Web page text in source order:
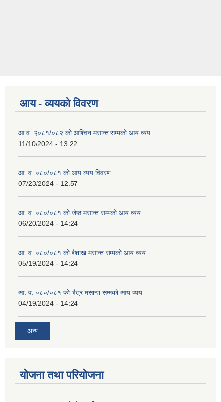
आय - व्ययको विवरण
आ.व. २०८१/०८२ को आश्विन मसान्त सम्मको आय व्यय
11/10/2024 - 13:22
आ. व. ०८०/०८१ को आय व्यय विवरण
07/23/2024 - 12:57
आ. व. ०८०/०८१ को जेष्ठ मसान्त सम्मको आय व्यय
06/20/2024 - 14:24
आ. व. ०८०/०८१ को बैशाख मसान्त सम्मको आय व्यय
05/19/2024 - 14:24
आ. व. ०८०/०८१ को चैत्र मसान्त सम्मको आय व्यय
04/19/2024 - 14:24
अन्य
योजना तथा परियोजना